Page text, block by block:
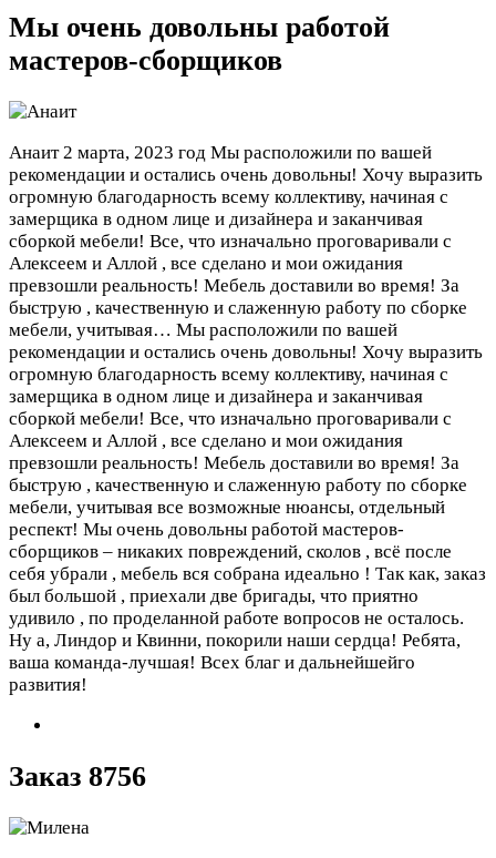
Мы очень довольны работой
мастеров-сборщиков
Анаит 2 марта, 2023 год Мы расположили по вашей
рекомендации и остались очень довольны! Хочу выразить
огромную благодарность всему коллективу, начиная с
замерщика в одном лице и дизайнера и заканчивая
сборкой мебели! Все, что изначально проговаривали с
Алексеем и Аллой , все сделано и мои ожидания
превзошли реальность! Мебель доставили во время! За
быструю , качественную и слаженную работу по сборке
мебели, учитывая… Мы расположили по вашей
рекомендации и остались очень довольны! Хочу выразить
огромную благодарность всему коллективу, начиная с
замерщика в одном лице и дизайнера и заканчивая
сборкой мебели! Все, что изначально проговаривали с
Алексеем и Аллой , все сделано и мои ожидания
превзошли реальность! Мебель доставили во время! За
быструю , качественную и слаженную работу по сборке
мебели, учитывая все возможные нюансы, отдельный
респект! Мы очень довольны работой мастеров-
сборщиков – никаких повреждений, сколов , всё после
себя убрали , мебель вся собрана идеально ! Так как, заказ
был большой , приехали две бригады, что приятно
удивило , по проделанной работе вопросов не осталось.
Ну а, Линдор и Квинни, покорили наши сердца! Ребята,
ваша команда-лучшая! Всех благ и дальнейшейго
развития!
Заказ 8756